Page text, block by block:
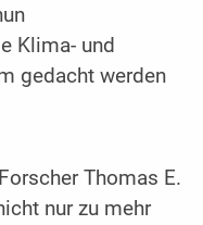
Klima- und
gedacht werden
Thomas E.
nur zu mehr